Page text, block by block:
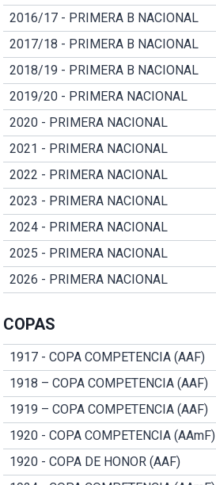
2016/17 - PRIMERA B NACIONAL
2017/18 - PRIMERA B NACIONAL
2018/19 - PRIMERA B NACIONAL
2019/20 - PRIMERA NACIONAL
2020 - PRIMERA NACIONAL
2021 - PRIMERA NACIONAL
2022 - PRIMERA NACIONAL
2023 - PRIMERA NACIONAL
2024 - PRIMERA NACIONAL
2025 - PRIMERA NACIONAL
2026 - PRIMERA NACIONAL
COPAS
1917 - COPA COMPETENCIA (AAF)
1918 – COPA COMPETENCIA (AAF)
1919 – COPA COMPETENCIA (AAF)
1920 - COPA COMPETENCIA (AAmF)
1920 - COPA DE HONOR (AAF)